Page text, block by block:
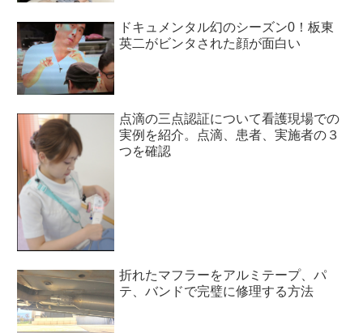
ドキュメンタル幻のシーズン0！板東
英二がビンタされた顔が面白い
点滴の三点認証について看護現場での
実例を紹介。点滴、患者、実施者の３
つを確認
折れたマフラーをアルミテープ、パ
テ、バンドで完璧に修理する方法